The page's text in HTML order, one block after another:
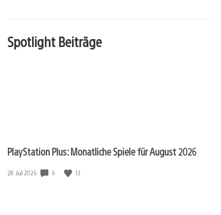
Spotlight Beiträge
PlayStation Plus: Monatliche Spiele für August 2026
Veröffentlichungsdatum:
28. Jul 2026 6 13